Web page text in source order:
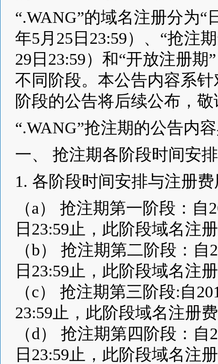
“.WANG”的域名注册分为“
年5月25日23:59）、“抢注
29日23:59）和“开放注册期
不同阶段。本公告内容系
阶段的公告将后续公布，
“.WANG”抢注期的公告内
一、 抢注期各阶段时间安
1. 各阶段时间安排与注册
（a） 抢注期第一阶段：自
日23:59止，此阶段域名注
（b） 抢注期第二阶段：自
日23:59止，此阶段域名注
（c） 抢注期第三阶段:自
23:59止，此阶段域名注册
（d） 抢注期第四阶段：自
日23:59止，此阶段域名注